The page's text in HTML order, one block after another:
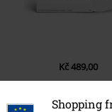
Shopping
Kč 489,00